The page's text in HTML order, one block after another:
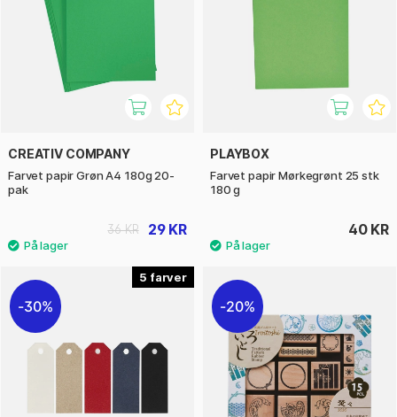
CREATIV COMPANY
Farvet papir Grøn A4 180g 20-
pak
29 KR
36 KR
PLAYBOX
Farvet papir Mørkegrønt 25 stk
180 g
40 KR
5
30% 20%